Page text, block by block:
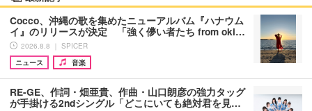
Cocco、沖縄の歌を集めたニューアルバム『ハナウム
イ』のリリースが決定 「強く儚い者たち from oki…
2026.8.8 ｜ SPICER
ニュース
音楽
RE-GE、作詞・畑亜貴、作曲・山口朗彦の強力タッグ
が手掛ける2ndシングル「どこにいても絶対君を見…